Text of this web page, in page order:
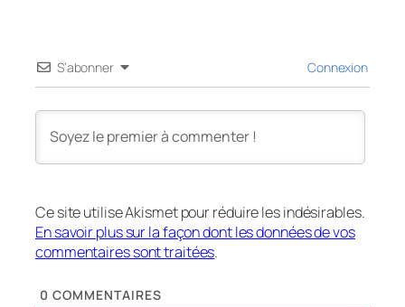
S’abonner Connexion
Ce site utilise Akismet pour réduire les indésirables.
En savoir plus sur la façon dont les données de vos
commentaires sont traitées.
0 COMMENTAIRES